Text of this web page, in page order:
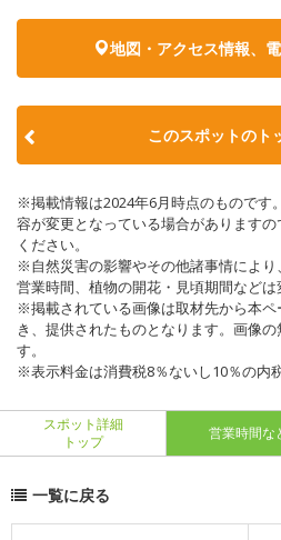
地図・アクセス情報、
このスポットのト
※掲載情報は2024年6月時点のものです
容が変更となっている場合があります
ください。
※自然災害の影響やその他諸事情によ
営業時間、植物の開花・見頃期間などは
※掲載されている画像は取材先から本
き、提供されたものとなります。画像
す。
※表示料金は消費税8％ないし10％の内
スポット詳細
トップ
営業時間な
一覧に戻る